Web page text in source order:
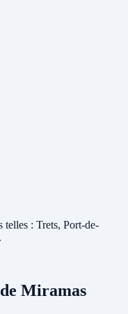
telles : Trets, Port-de-
Miramas